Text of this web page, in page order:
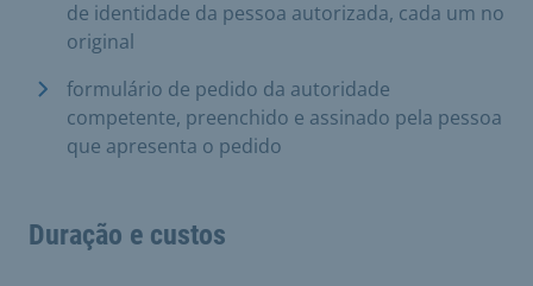
de identidade da pessoa autorizada, cada um no
original
formulário de pedido da autoridade
competente, preenchido e assinado pela pessoa
que apresenta o pedido
Duração e custos